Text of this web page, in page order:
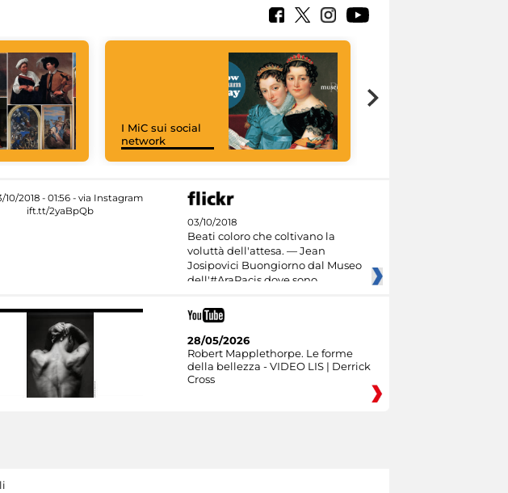
I MiC sui social
network
03/10/2018
Beati coloro che coltivano la
voluttà dell'attesa. — Jean
Josipovici Buongiorno dal Museo
dell'#AraPacis dove sono
28/05/2026
Robert Mapplethorpe. Le forme
della bellezza - VIDEO LIS | Derrick
Cross